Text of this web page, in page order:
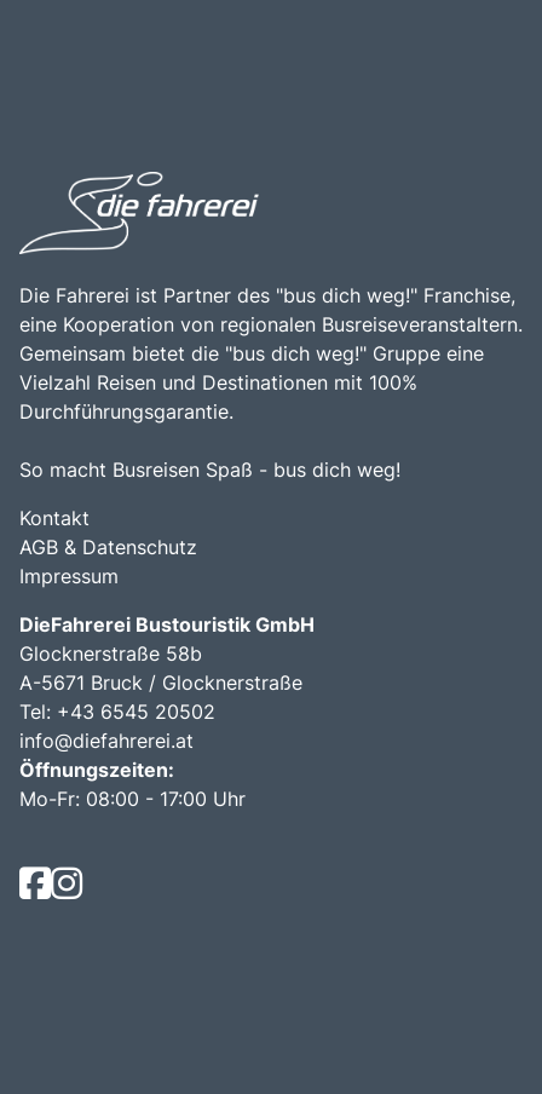
Die Fahrerei ist Partner des "bus dich weg!" Franchise,
eine Kooperation von regionalen Busreiseveranstaltern.
Gemeinsam bietet die "bus dich weg!" Gruppe eine
Vielzahl Reisen und Destinationen mit 100%
Durchführungsgarantie.
So macht Busreisen Spaß - bus dich weg!
Kontakt
AGB & Datenschutz
Impressum
DieFahrerei Bustouristik GmbH
Glocknerstraße 58b
A-5671 Bruck / Glocknerstraße
Tel: +43 6545 20502
info@diefahrerei.at
Öffnungszeiten:
Mo-Fr: 08:00 - 17:00 Uhr